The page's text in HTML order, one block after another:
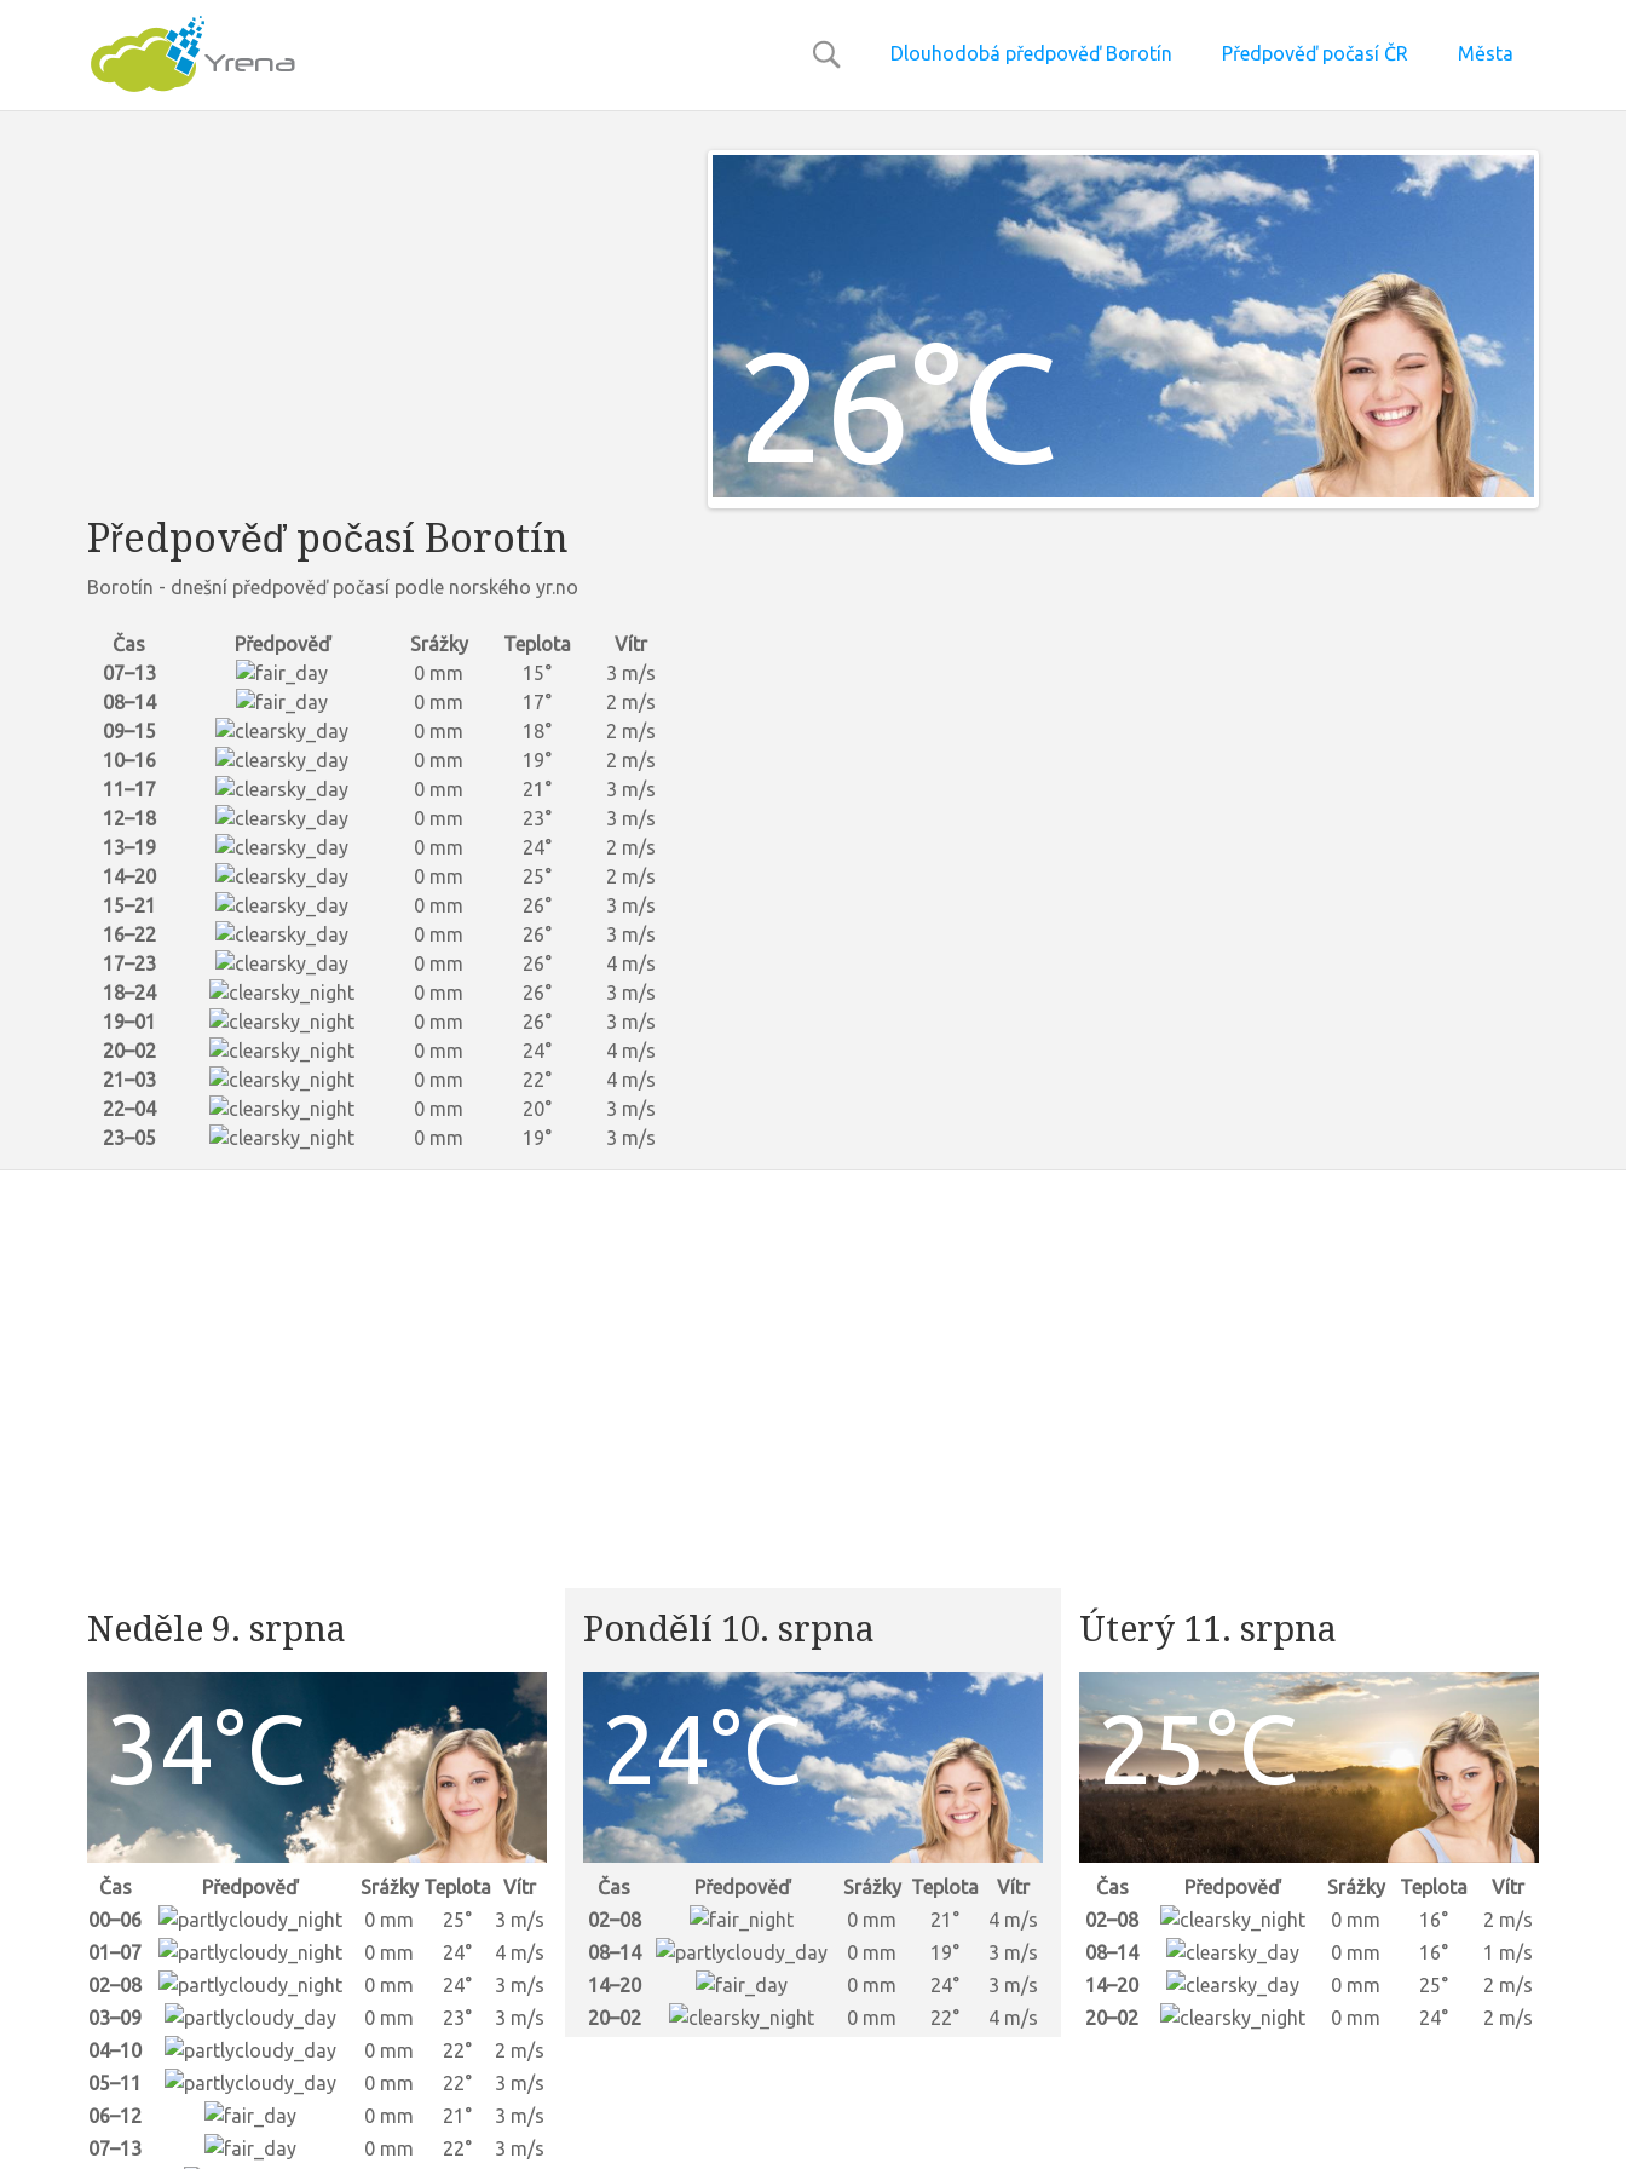
Dlouhodobá předpověď Borotín Předpověď počasí ČR Města
Předpověď počasí Borotín
Borotín - dnešní předpověď počasí podle norského yr.no
Čas Předpověď Srážky Teplota
Vítr
07–13
0 mm 15°
3 m/s
08–14
0 mm 17°
2 m/s
09–15
0 mm 18°
2 m/s
10–16
0 mm 19°
2 m/s
11–17
0 mm 21°
3 m/s
12–18
0 mm 23°
3 m/s
13–19
0 mm 24°
2 m/s
14–20
0 mm 25°
2 m/s
15–21
0 mm 26°
3 m/s
16–22
0 mm 26°
3 m/s
17–23
0 mm 26°
4 m/s
18–24
0 mm 26°
3 m/s
19–01
0 mm 26°
3 m/s
20–02
0 mm 24°
4 m/s
21–03
0 mm 22°
4 m/s
22–04
0 mm 20°
3 m/s
23–05
0 mm 19° 3 m/s
26°C
Neděle 9. srpna
34°C
Čas Předpověď Srážky Teplota Vítr
00–06
0 mm 25°
3 m/s
01–07
0 mm 24°
4 m/s
02–08
0 mm 24°
3 m/s
03–09
0 mm 23°
3 m/s
04–10
0 mm 22°
2 m/s
05–11
0 mm 22°
3 m/s
06–12
0 mm 21°
3 m/s
07–13
0 mm 22°
3 m/s
Pondělí 10. srpna
24°C
Čas Předpověď Srážky Teplota
Vítr
02–08
0 mm 21°
4 m/s
08–14
0 mm 19°
3 m/s
14–20
0 mm 24°
3 m/s
20–02
0 mm 22° 4 m/s
Úterý 11. srpna
25°C
Čas Předpověď Srážky Teplota
Vítr
02–08
0 mm 16°
2 m/s
08–14
0 mm 16°
1 m/s
14–20
0 mm 25°
2 m/s
20–02
0 mm 24° 2 m/s